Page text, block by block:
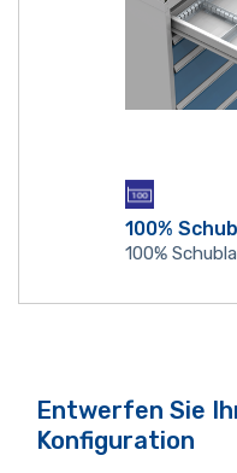
100%
100%
Entwerfen Sie
Konfiguration